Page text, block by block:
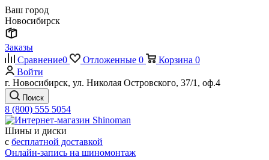
Ваш город
Новосибирск
Заказы
Сравнение0 Отложенные 0 Корзина 0
Войти
г. Новосибирск, ул. Николая Островского, 37/1, оф.4
Поиск
8 (800) 555 5054
Шины и диски
с бесплатной доставкой
Онлайн-запись на шиномонтаж